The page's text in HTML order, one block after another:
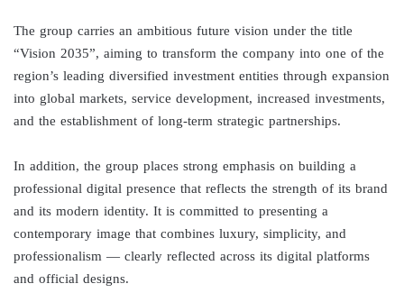
The group carries an ambitious future vision under the title
“Vision 2035”, aiming to transform the company into one of the
region’s leading diversified investment entities through expansion
into global markets, service development, increased investments,
and the establishment of long-term strategic partnerships.
In addition, the group places strong emphasis on building a
professional digital presence that reflects the strength of its brand
and its modern identity. It is committed to presenting a
contemporary image that combines luxury, simplicity, and
professionalism — clearly reflected across its digital platforms
and official designs.